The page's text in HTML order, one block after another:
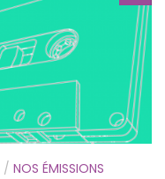
/ NOS ÉMISSIONS